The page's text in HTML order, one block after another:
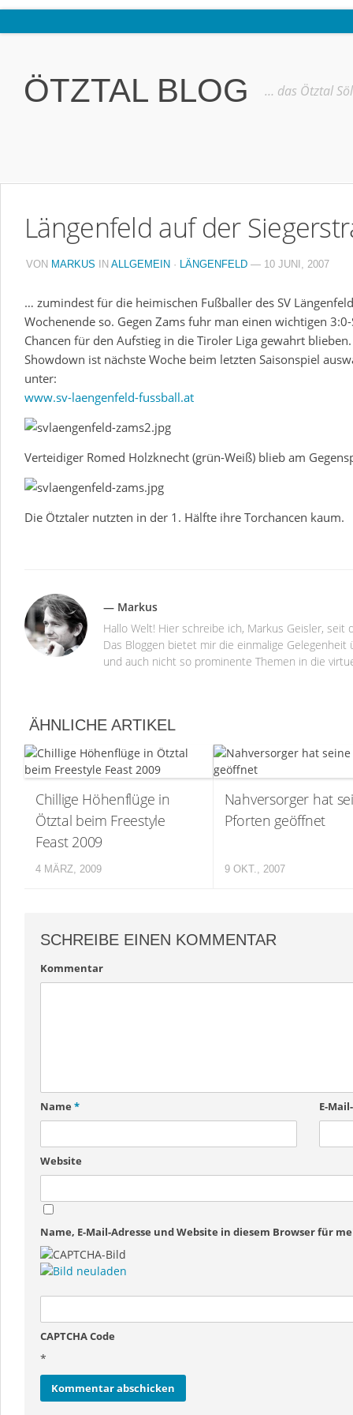
Ötztal
Interviews
Kostenloser Bustransfer ins Gletscherskigebiet von Sölden
Datenschutzerklärung
ÖTZTAL BLOG … das Ötztal
Längenfeld auf der
VON MARKUS IN ALLGEMEIN · LÄNGENFELD — 10 JUNI, 2007
… zumindest für die heimischen Fußballer des SV
Wochenende so. Gegen Zams fuhr man einen wichtigen
Chancen für den Aufstieg in die Tiroler Liga gewahrt
Showdown ist nächste Woche beim letzten Saisonspiel
unter:
www.sv-laengenfeld-fussball.at
Verteidiger Romed Holzknecht (grün-Weiß) blieb am
Die Ötztaler nutzten in der 1. Hälfte ihre Torchancen kaum.
— Markus
Hallo Welt! Hier schreibe ich, Markus Geisler,
Das Bloggen bietet mir die einmalige
und auch nicht so prominente Themen in die
ÄHNLICHE ARTIKEL
Chillige Höhenflüge in
Ötztal beim Freestyle
Feast 2009
4 MÄRZ, 2009
Nahversorger hat
Pforten geöffnet
9 OKT., 2007
SCHREIBE EINEN KOMMENTAR
Kommentar
Name * E-
Website
Name, E-Mail-Adresse und Website in diesem Browser für
CAPTCHA Code
*